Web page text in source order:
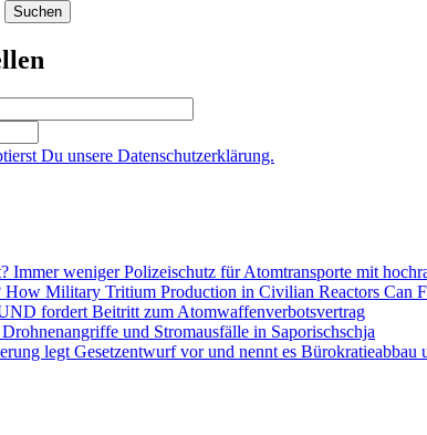
NEIN
DANKE!
Suchen
Du unsere Datenschutzerklärung.
Immer weniger Polizeischutz für Atomtransporte mit
How Military Tritium Production in Civilian Reactors Can
fordert Beitritt zum Atomwaffenverbotsvertrag
und Stromausfälle in Saporischschja
legt Gesetzentwurf vor und nennt es Bürokratieabbau